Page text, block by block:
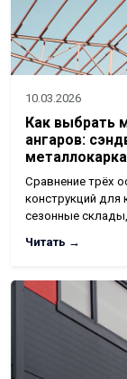
10.03.2026
Как выбрать
ангаров:
Сравнение трёх
конструкций для
сезонные
Читать →